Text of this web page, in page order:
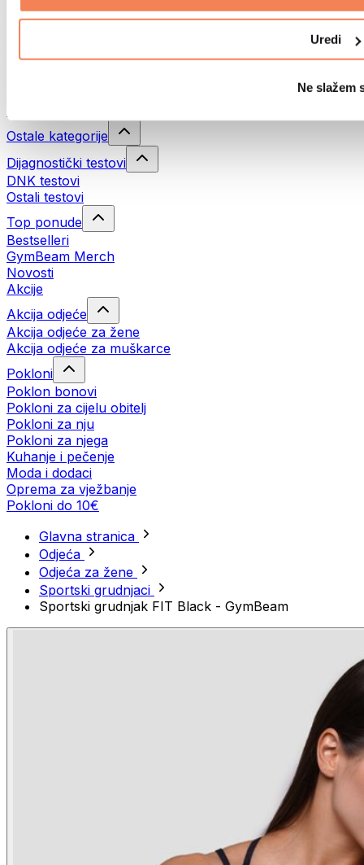
Uredi
Ne slažem
Eko kućanstvo
Ostale kategorije
Dijagnostički testovi
DNK testovi
Ostali testovi
Top ponude
Bestselleri
GymBeam Merch
Novosti
Akcije
Akcija odjeće
Akcija odjeće za žene
Akcija odjeće za muškarce
Pokloni
Poklon bonovi
Pokloni za cijelu obitelj
Pokloni za nju
Pokloni za njega
Kuhanje i pečenje
Moda i dodaci
Oprema za vježbanje
Pokloni do 10€
Glavna stranica
Odjeća
Odjeća za žene
Sportski grudnjaci
Sportski grudnjak FIT Black - GymBeam